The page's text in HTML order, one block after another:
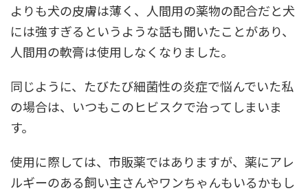
よりも犬の皮膚は薄く、人間用の薬物の配合だと犬
には強すぎるというような話も聞いたことがあり、
人間用の軟膏は使用しなくなりました。
同じように、たびたび細菌性の炎症で悩んでいた私
の場合は、いつもこのヒビスクで治ってしまいま
す。
使用に際しては、市販薬ではありますが、薬にアレ
ルギーのある飼い主さんやワンちゃんもいるかもし